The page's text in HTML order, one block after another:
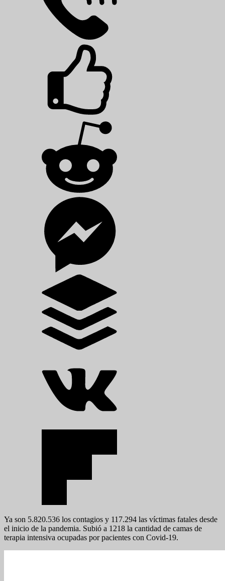
Ya son 5.820.536 los contagios y 117.294 las víctimas fatales desde
el inicio de la pandemia. Subió a 1218 la cantidad de camas de
terapia intensiva ocupadas por pacientes con Covid-19.